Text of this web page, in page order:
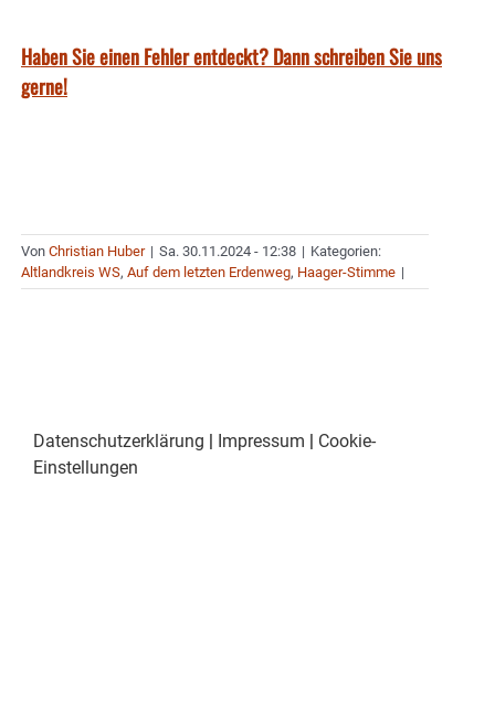
Haben Sie einen Fehler entdeckt? Dann schreiben Sie uns
gerne!
Von Christian Huber | Sa. 30.11.2024 - 12:38 | Kategorien:
Altlandkreis WS, Auf dem letzten Erdenweg, Haager-Stimme |
Datenschutzerklärung | Impressum | Cookie-
Einstellungen